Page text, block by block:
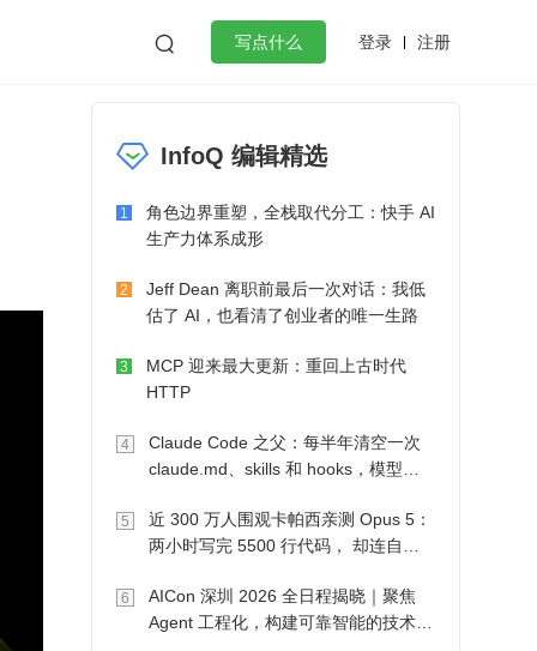
 写点什么 登录 注册
微服务架构 flutter
InfoQ 编辑精选
1
角色边界重塑，全栈取代分工：快手 AI
生产力体系成形
2
Jeff Dean 离职前最后一次对话：我低
估了 AI，也看清了创业者的唯一生路
3
MCP 迎来最大更新：重回上古时代
HTTP
4
Claude Code 之父：每半年清空一次
claude.md、skills 和 hooks，模型自
5
近 300 万人围观卡帕西亲测 Opus 5：
两小时写完 5500 行代码， 却连自己
6
AICon 深圳 2026 全日程揭晓｜聚焦
Agent 工程化，构建可靠智能的技术路